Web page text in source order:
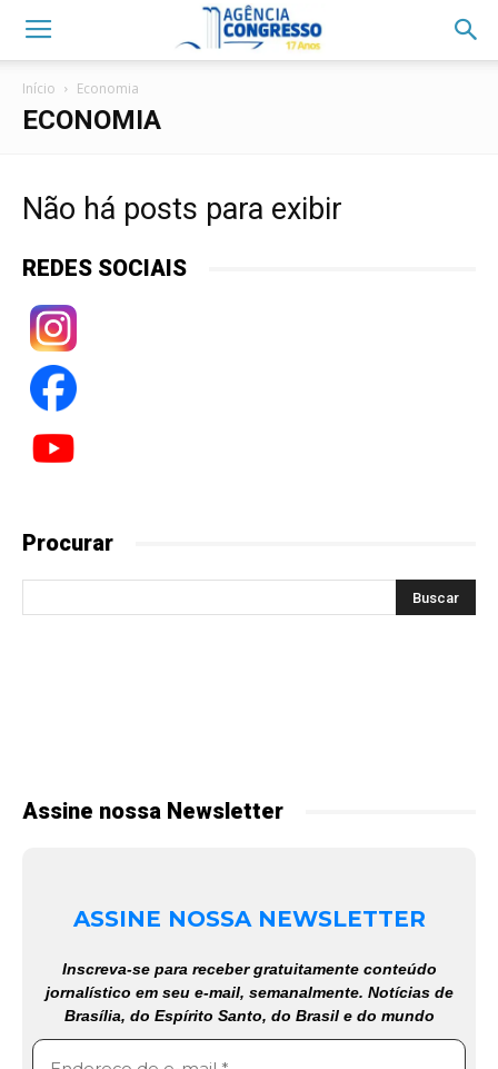
Início Economia
ECONOMIA
Não há posts para exibir
REDES SOCIAIS
Procurar
Assine nossa Newsletter
ASSINE NOSSA NEWSLETTER
Inscreva-se para receber gratuitamente conteúdo
jornalístico em seu e-mail, semanalmente. Notícias de
Brasília, do Espírito Santo, do Brasil e do mundo